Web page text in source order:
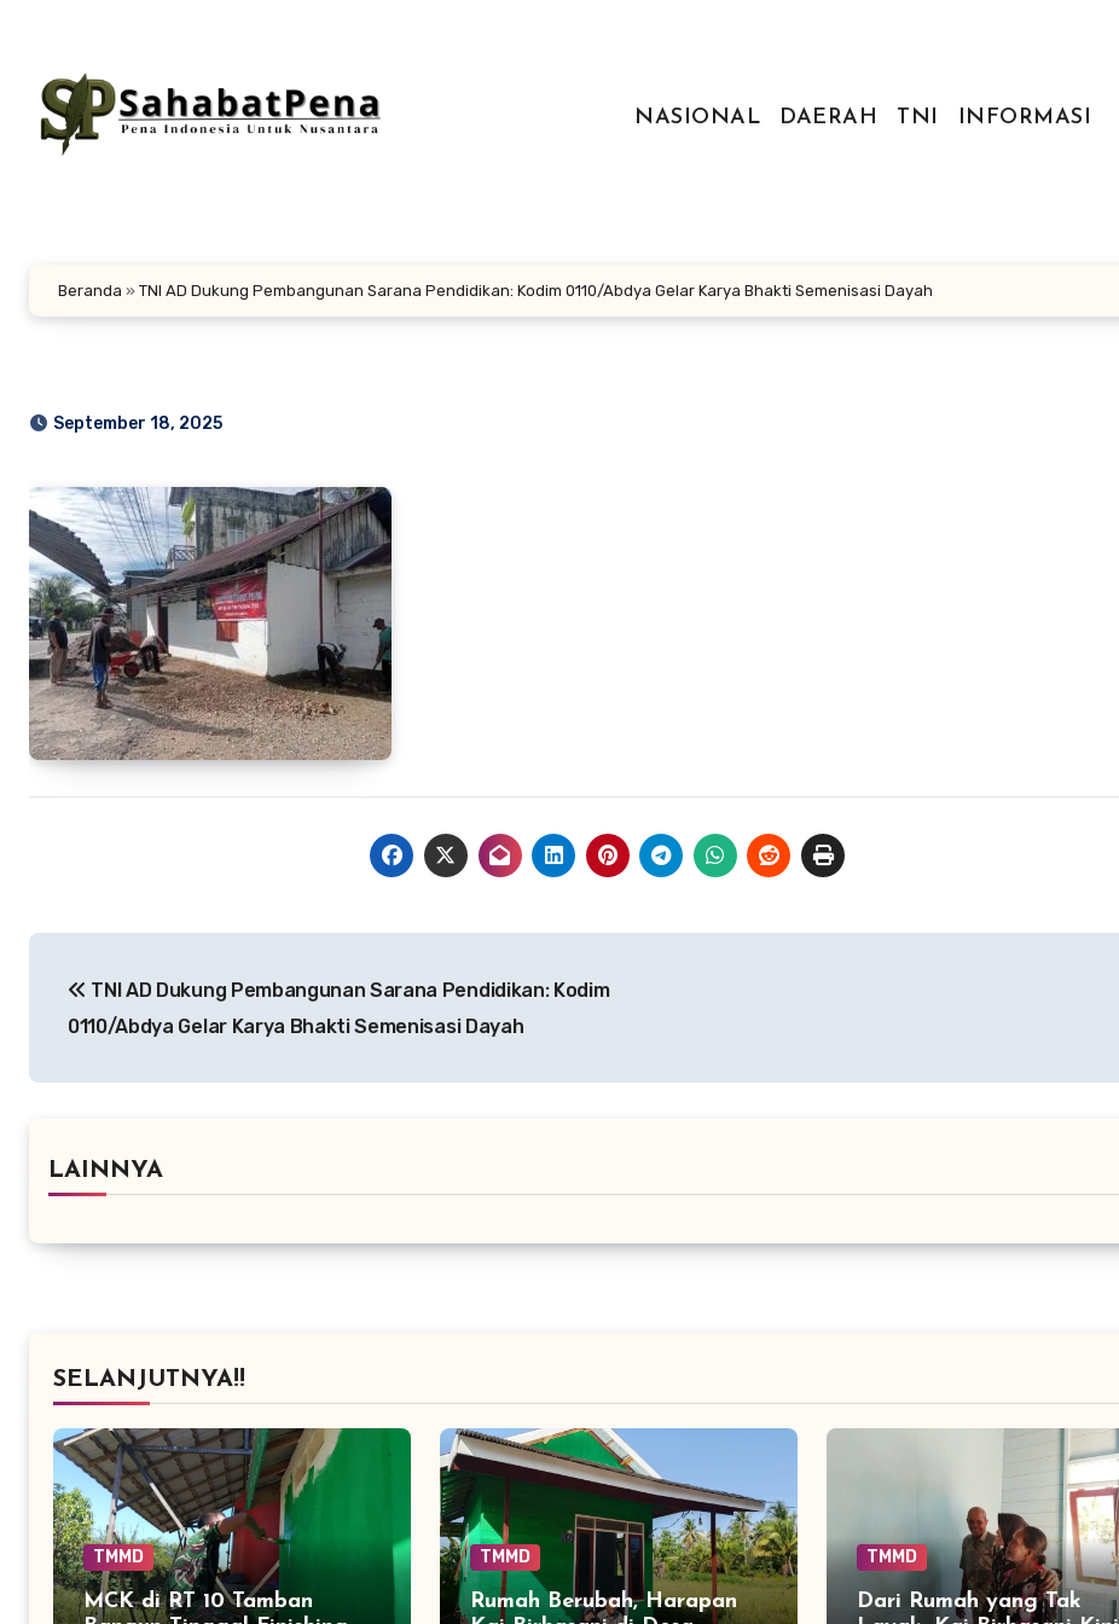
konten
NASIONAL
DAERAH TNI INFORMASI
Beranda » TNI AD Dukung Pembangunan Sarana Pendidikan: Kodim 0110/Abdya Gelar Karya Bhakti Semenisasi Dayah
September 18, 2025
pos TNI AD Dukung Pembangunan Sarana Pendidikan: Kodim
0110/Abdya Gelar Karya Bhakti Semenisasi Dayah
LAINNYA
SELANJUTNYA!!
TMMD
MCK di RT 10 Tamban
TMMD
Rumah Berubah, Harapan
TMMD
Dari Rumah yang Tak